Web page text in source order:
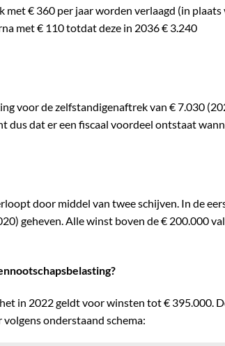
€ 360 per jaar worden verlaagd (in plaats
met € 110 totdat deze in 2036 € 3.240
voor de zelfstandigenaftrek van € 7.030
dus dat er een fiscaal voordeel ontstaat
door middel van twee schijven. In de
geheven. Alle winst boven de € 200.000
in 2022 geldt voor winsten tot € 395.000.
onderstaand schema: